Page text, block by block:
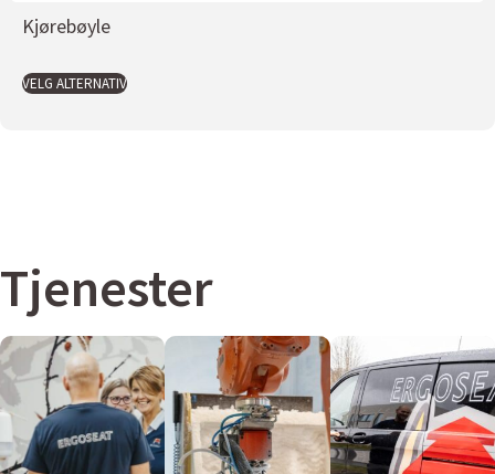
Kjørebøyle
VELG ALTERNATIV
Tjenester